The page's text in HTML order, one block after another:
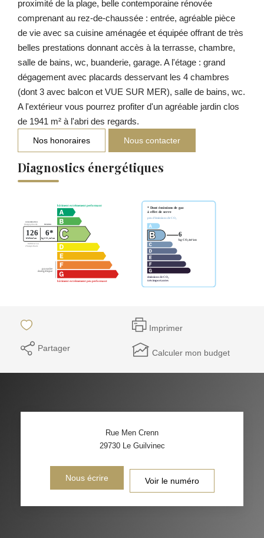
proximité de la plage, belle contemporaine rénovée
comprenant au rez-de-chaussée : entrée, agréable pièce
de vie avec sa cuisine aménagée et équipée offrant de très
belles prestations donnant accès à la terrasse, chambre,
salle de bains, wc, buanderie, garage. A l'étage : grand
dégagement avec placards desservant les 4 chambres
(dont 3 avec balcon et VUE SUR MER), salle de bains, wc.
A l'extérieur vous pourrez profiter d'un agréable jardin clos
de 1941 m² à l'abri des regards.
Nos honoraires Nous contacter
Diagnostics énergétiques
Imprimer
Partager Calculer mon budget
Rue Men Crenn
29730 Le Guilvinec
Nous écrire Voir le numéro